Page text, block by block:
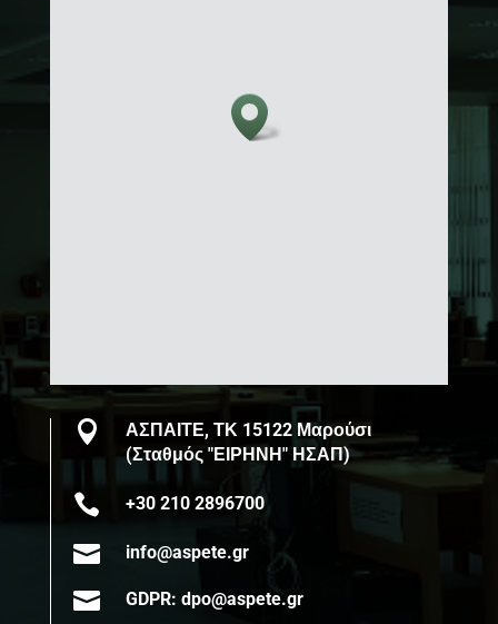

ΑΣΠΑΙΤΕ, ΤΚ 15122 Μαρούσι
(Σταθμός "ΕΙΡΗΝΗ" ΗΣΑΠ)
 +30 210 2896700
 info@aspete.gr
 GDPR: dpo@aspete.gr